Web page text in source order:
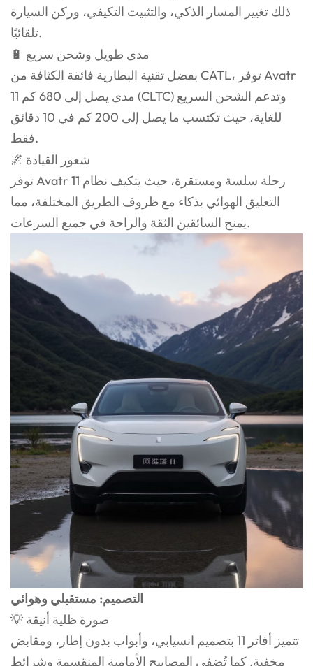
ذلك تغيير المسار الذكي، والتثبيت التكيفي، وركن السيارة
تلقائيًا.
🔋 مدى طويل وشحن سريع
بفضل تقنية البطارية فائقة الكثافة من CATL، توفر Avatr
11 مدى يصل إلى 680 كم (CLTC) وتدعم الشحن السريع
للغاية، حيث تكتسب ما يصل إلى 200 كم في 10 دقائق
فقط.
🌌 شعور القيادة
توفر Avatr 11 رحلة سلسة ومستقرة، حيث يتكيف نظام
التعليق الهوائي بذكاء مع ظروف الطريق المختلفة، مما
يمنح السائقين الثقة والراحة في جميع السرعات.
التصميم: مستقبلي وهوائي
💡 صورة ظلية أنيقة
تتميز أفاتر 11 بتصميم انسيابي، وأبواب بدون إطار، ومقابض
مخفية. كما تُضفي المصابيح الأمامية المنقسمة وشرائط